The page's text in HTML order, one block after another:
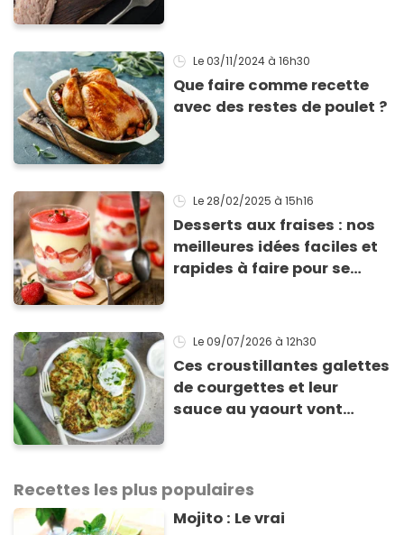
Le 03/11/2024 à 16h30
Que faire comme recette
avec des restes de poulet ?
Le 28/02/2025 à 15h16
Desserts aux fraises : nos
meilleures idées faciles et
rapides à faire pour se
Le 09/07/2026 à 12h30
Ces croustillantes galettes
de courgettes et leur
sauce au yaourt vont
Recettes les plus populaires
Mojito : Le vrai